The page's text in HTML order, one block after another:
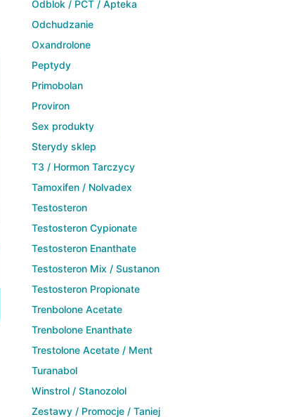
Odblok / PCT / Apteka
Odchudzanie
Oxandrolone
Peptydy
Primobolan
Proviron
Sex produkty
Sterydy sklep
T3 / Hormon Tarczycy
Tamoxifen / Nolvadex
Testosteron
Testosteron Cypionate
Testosteron Enanthate
Testosteron Mix / Sustanon
Testosteron Propionate
Trenbolone Acetate
Trenbolone Enanthate
Trestolone Acetate / Ment
Turanabol
Winstrol / Stanozolol
Zestawy / Promocje / Taniej